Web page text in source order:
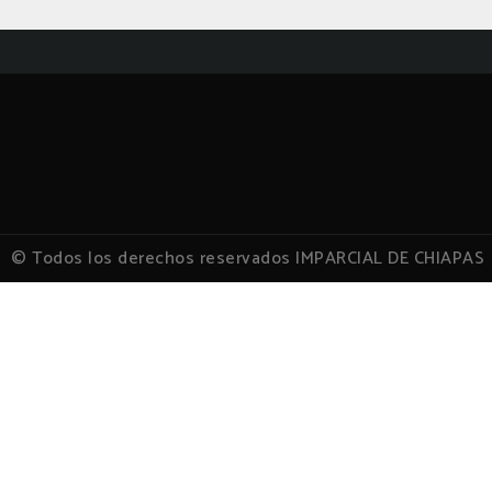
© Todos los derechos reservados IMPARCIAL DE CHIAPAS